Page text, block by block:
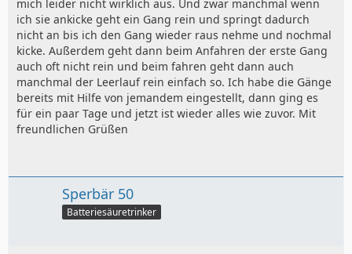
mich leider nicht wirklich aus. Und zwar manchmal wenn
ich sie ankicke geht ein Gang rein und springt dadurch
nicht an bis ich den Gang wieder raus nehme und nochmal
kicke. Außerdem geht dann beim Anfahren der erste Gang
auch oft nicht rein und beim fahren geht dann auch
manchmal der Leerlauf rein einfach so. Ich habe die Gänge
bereits mit Hilfe von jemandem eingestellt, dann ging es
für ein paar Tage und jetzt ist wieder alles wie zuvor. Mit
freundlichen Grüßen
Sperbär 50
Batteriesäuretrinker